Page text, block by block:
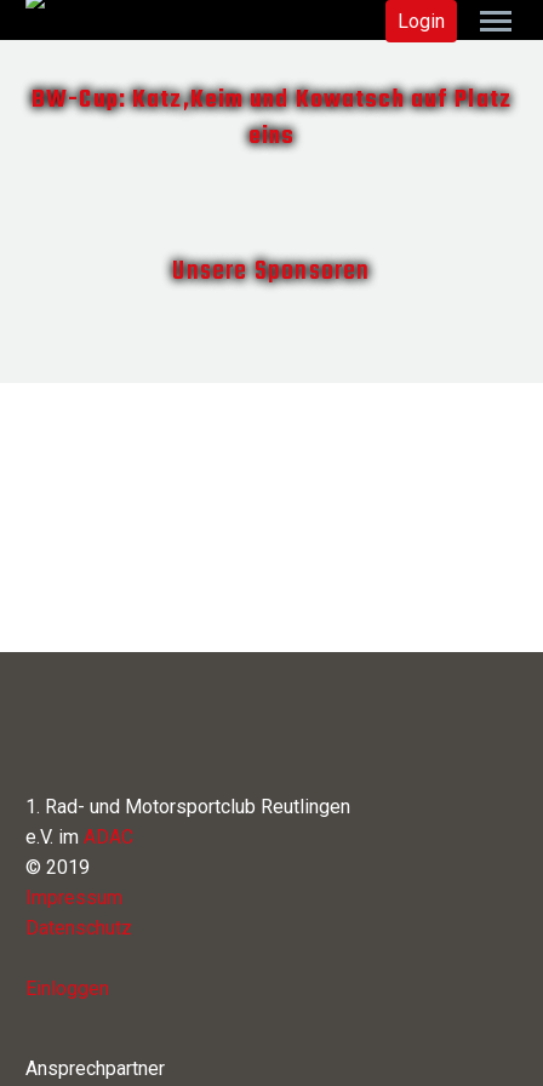
Login
BW-Cup: Katz,Keim und Kowatsch auf Platz
eins
Unsere Sponsoren
1. Rad- und Motorsportclub Reutlingen
e.V. im ADAC
© 2019
Impressum
Datenschutz
Einloggen
Ansprechpartner